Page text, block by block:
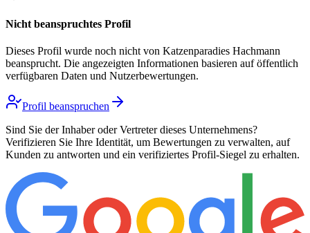
Nicht beanspruchtes Profil
Dieses Profil wurde noch nicht von Katzenparadies Hachmann
beansprucht. Die angezeigten Informationen basieren auf öffentlich
verfügbaren Daten und Nutzerbewertungen.
Profil beanspruchen
Sind Sie der Inhaber oder Vertreter dieses Unternehmens?
Verifizieren Sie Ihre Identität, um Bewertungen zu verwalten, auf
Kunden zu antworten und ein verifiziertes Profil-Siegel zu erhalten.